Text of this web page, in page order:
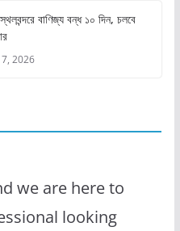
বাণিজ্য বন্ধ ১০ দিন, চলবে
2026
we are here to
looking